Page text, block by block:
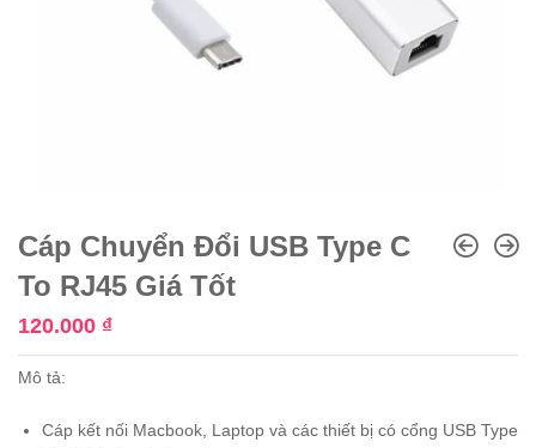
Cáp Chuyển Đổi USB Type C
To RJ45 Giá Tốt
120.000 ₫
Mô tả:
Cáp kết nối Macbook, Laptop và các thiết bị có cổng USB Type